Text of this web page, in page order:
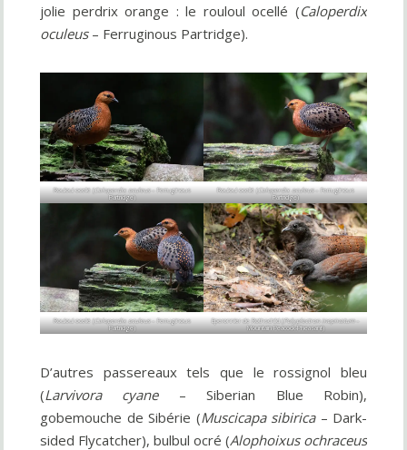
jolie perdrix orange : le rouloul ocellé (Caloperdix
oculeus– Ferruginous Partridge).
Rouloul ocellé (Caloperdix oculeus– Ferruginous
Partridge)
Rouloul ocellé (Caloperdix oculeus– Ferruginous
Partridge)
Rouloul ocellé (Caloperdix oculeus– Ferruginous
Partridge)
Eperonnier de Rothschild (Polyplectron inopinatum–
Mountain Peacock-Pheasant)
D’autres passereaux tels que le rossignol bleu
(Larvivora cyane– Siberian Blue Robin),
gobemouche de Sibérie (Muscicapa sibirica– Dark-
sided Flycatcher), bulbul ocré (Alophoixus ochraceus